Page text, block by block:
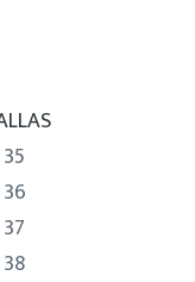
35
36
37
38